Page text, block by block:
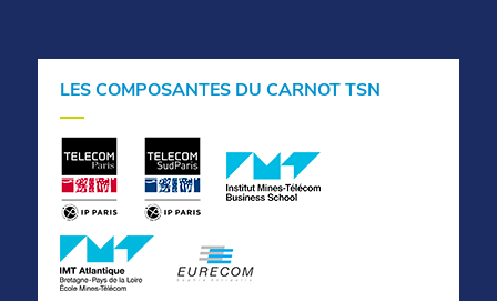
LES COMPOSANTES DU CARNOT TSN